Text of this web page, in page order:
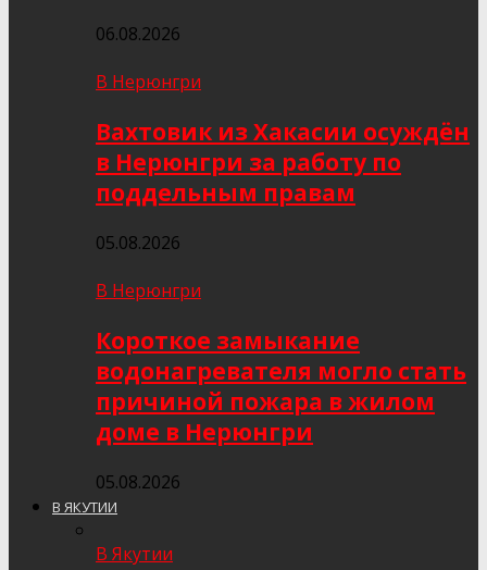
06.08.2026
В Нерюнгри
Вахтовик из Хакасии осуждён
в Нерюнгри за работу по
поддельным правам
05.08.2026
В Нерюнгри
Короткое замыкание
водонагревателя могло стать
причиной пожара в жилом
доме в Нерюнгри
05.08.2026
В ЯКУТИИ
В Якутии